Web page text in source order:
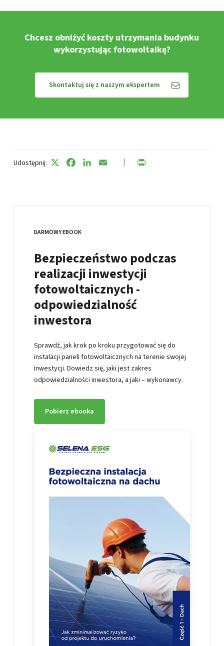
Chcesz obniżyć koszty utrzymania budynku
wykorzystując fotowoltaikę?
Skontaktuj się z naszym ekspertem
Udostępnij: FacebookLinkedIn
DARMOWY EBOOK
Bezpieczeństwo podczas
realizacji inwestycji
fotowoltaicznych -
odpowiedzialność
inwestora
Sprawdź, jak krok po kroku przygotować się do
instalacji paneli fotowoltaicznych na terenie swojej
inwestycji. Dowiedz się, jaki jest zakres
odpowiedzialności inwestora, a jaki – wykonawcy.
Pobierz ebooka